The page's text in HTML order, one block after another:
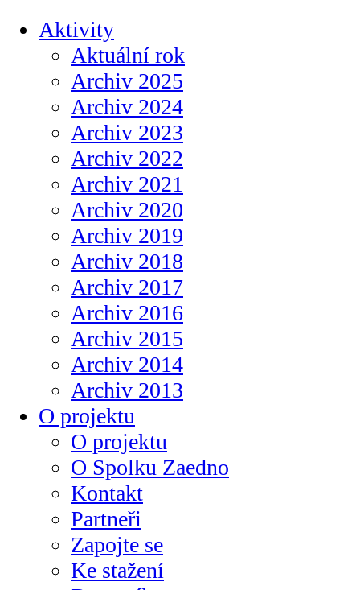
Aktivity
Aktuální rok
Archiv 2025
Archiv 2024
Archiv 2023
Archiv 2022
Archiv 2021
Archiv 2020
Archiv 2019
Archiv 2018
Archiv 2017
Archiv 2016
Archiv 2015
Archiv 2014
Archiv 2013
O projektu
O projektu
O Spolku Zaedno
Kontakt
Partneři
Zapojte se
Ke stažení